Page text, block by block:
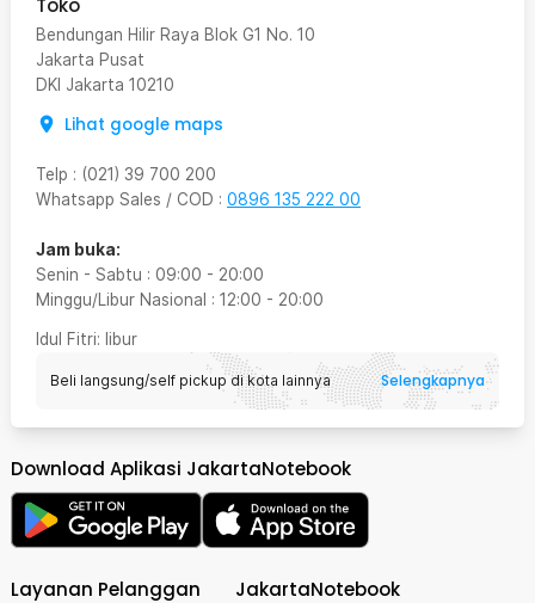
Bendungan Hilir Raya Blok G1 No. 10
Jakarta Pusat
DKI Jakarta 10210
Lihat google maps
Telp : (021) 39 700 200
Whatsapp Sales / COD : 0896 135 222 00
Jam buka:
Senin - Sabtu : 09:00 - 20:00
Minggu/Libur Nasional : 12:00 - 20:00
Idul Fitri: libur
Beli langsung/self pickup di kota lainnya Selengkapnya
Download Aplikasi JakartaNotebook
Layanan Pelanggan JakartaNotebook